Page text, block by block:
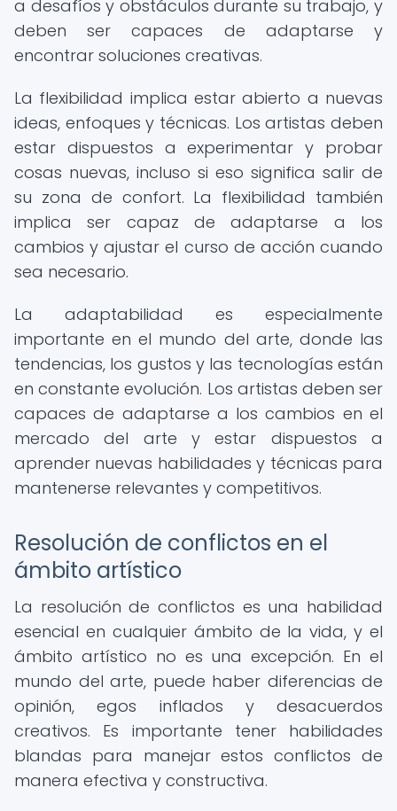
a desafíos y obstáculos durante su trabajo, y
deben ser capaces de adaptarse y
encontrar soluciones creativas.
La flexibilidad implica estar abierto a nuevas
ideas, enfoques y técnicas. Los artistas deben
estar dispuestos a experimentar y probar
cosas nuevas, incluso si eso significa salir de
su zona de confort. La flexibilidad también
implica ser capaz de adaptarse a los
cambios y ajustar el curso de acción cuando
sea necesario.
La adaptabilidad es especialmente
importante en el mundo del arte, donde las
tendencias, los gustos y las tecnologías están
en constante evolución. Los artistas deben ser
capaces de adaptarse a los cambios en el
mercado del arte y estar dispuestos a
aprender nuevas habilidades y técnicas para
mantenerse relevantes y competitivos.
Resolución de conflictos en el
ámbito artístico
La resolución de conflictos es una habilidad
esencial en cualquier ámbito de la vida, y el
ámbito artístico no es una excepción. En el
mundo del arte, puede haber diferencias de
opinión, egos inflados y desacuerdos
creativos. Es importante tener habilidades
blandas para manejar estos conflictos de
manera efectiva y constructiva.